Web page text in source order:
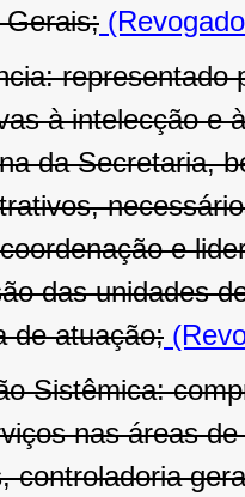
Gerais;
representado
à intelecção e
da Secretaria,
e
das unidades
de atuação;
Sistêmica:
nas áreas
controladoria